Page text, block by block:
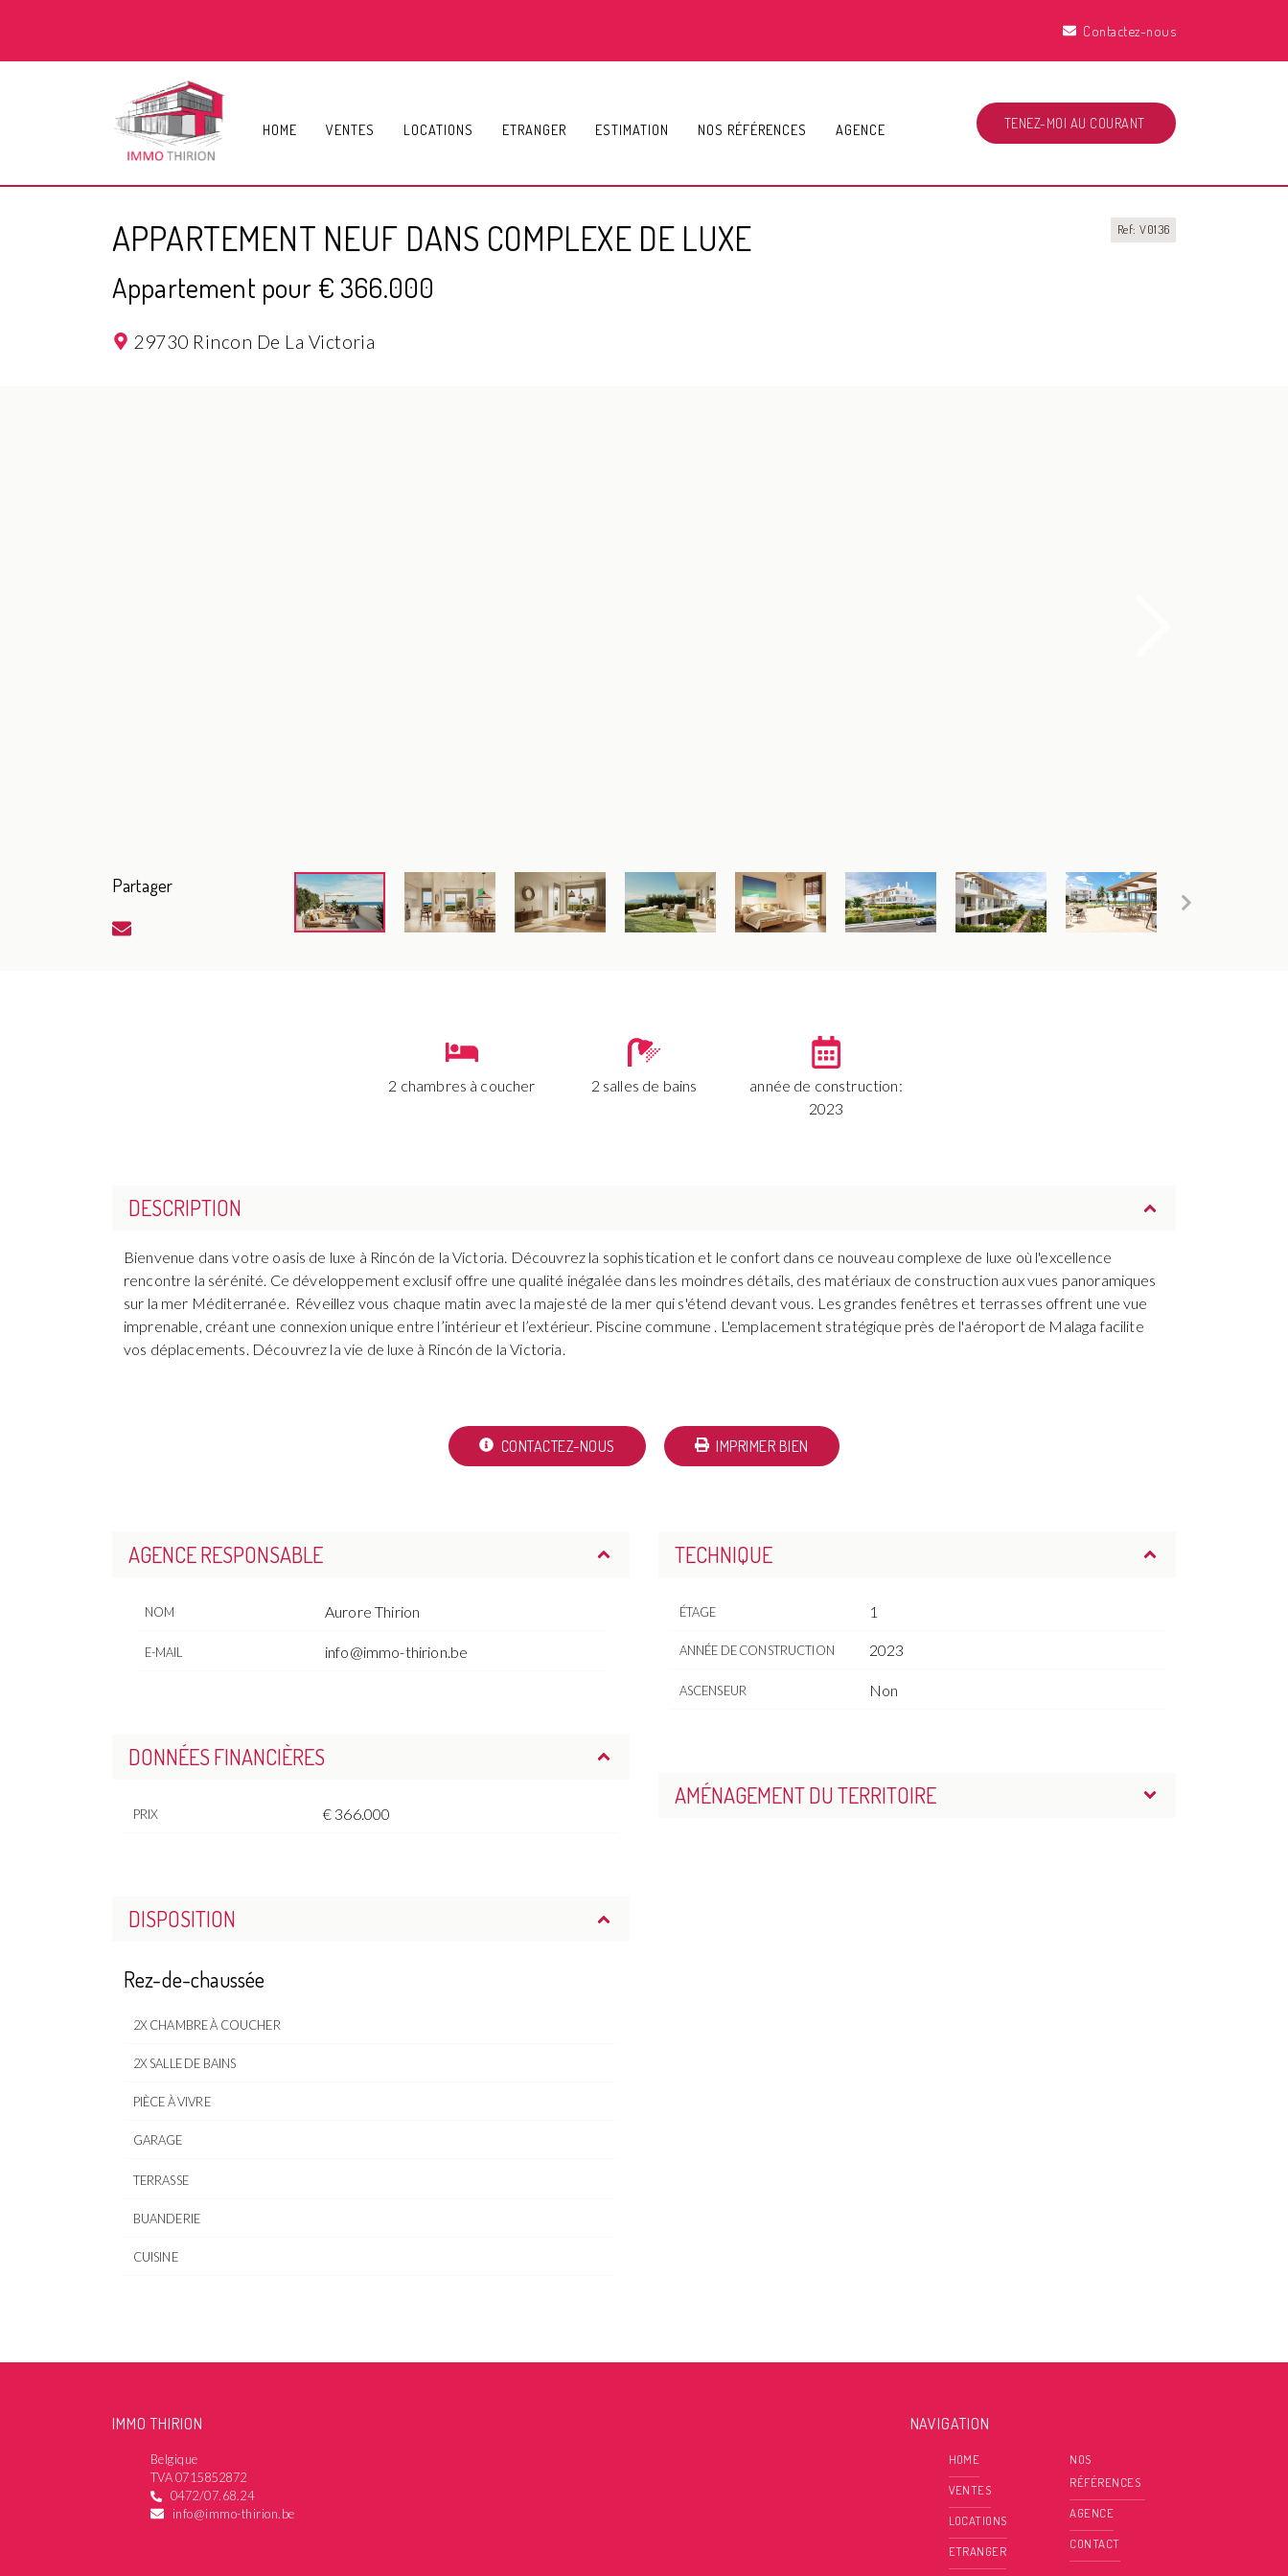
Contactez-nous
HOME VENTES LOCATIONS ETRANGER ESTIMATION NOS RÉFÉRENCES AGENCE TENEZ-MOI AU COURANT
APPARTEMENT NEUF DANS COMPLEXE DE LUXE
Appartement pour € 366.000
29730 Rincon De La Victoria
Ref: V0136
Partager
2 chambres à coucher 2 salles de bains
année de construction:
2023
DESCRIPTION
Bienvenue dans votre oasis de luxe à Rincón de la Victoria. Découvrez la sophistication et le confort dans ce nouveau complexe de luxe où l'excellence
rencontre la sérénité. Ce développement exclusif offre une qualité inégalée dans les moindres détails, des matériaux de construction aux vues panoramiques
sur la mer Méditerranée. Réveillez vous chaque matin avec la majesté de la mer qui s'étend devant vous. Les grandes fenêtres et terrasses offrent une vue
imprenable, créant une connexion unique entre l’intérieur et l’extérieur. Piscine commune . L'emplacement stratégique près de l'aéroport de Malaga facilite
vos déplacements. Découvrez la vie de luxe à Rincón de la Victoria.
CONTACTEZ-NOUS IMPRIMER BIEN
AGENCE RESPONSABLE
NOM Aurore Thirion
E-MAIL info@immo-thirion.be
DONNÉES FINANCIÈRES
PRIX € 366.000
DISPOSITION
Rez-de-chaussée
2X CHAMBRE À COUCHER
2X SALLE DE BAINS
PIÈCE À VIVRE
GARAGE
TERRASSE
BUANDERIE
CUISINE
TECHNIQUE
ÉTAGE 1
ANNÉE DE CONSTRUCTION 2023
ASCENSEUR Non
AMÉNAGEMENT DU TERRITOIRE
IMMO THIRION
Belgique
TVA 0715852872
0472/07.68.24
info@immo-thirion.be
NAVIGATION
HOME
VENTES
LOCATIONS
ETRANGER
NOS
RÉFÉRENCES
AGENCE
CONTACT